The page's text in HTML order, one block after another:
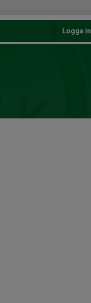
Logga in